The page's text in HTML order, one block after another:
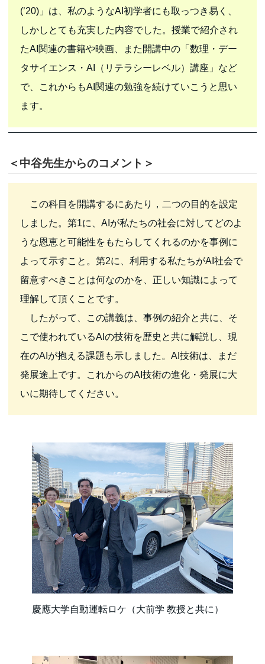
(’20)」は、私のようなAI初学者にも取っつき易く、
しかしとても充実した内容でした。授業で紹介され
たAI関連の書籍や映画、また開講中の「数理・デー
タサイエンス・AI（リテラシーレベル）講座」など
で、これからもAI関連の勉強を続けていこうと思い
ます。
＜中谷先生からのコメント＞
この科目を開講するにあたり，二つの目的を設定
しました。第1に、AIが私たちの社会に対してどのよ
うな恩恵と可能性をもたらしてくれるのかを事例に
よって示すこと。第2に、利用する私たちがAI社会で
留意すべきことは何なのかを、正しい知識によって
理解して頂くことです。
したがって、この講義は、事例の紹介と共に、そ
こで使われているAIの技術を歴史と共に解説し、現
在のAIが抱える課題も示しました。AI技術は、まだ
発展途上です。これからのAI技術の進化・発展に大
いに期待してください。
慶應大学自動運転ロケ（大前学 教授と共に）